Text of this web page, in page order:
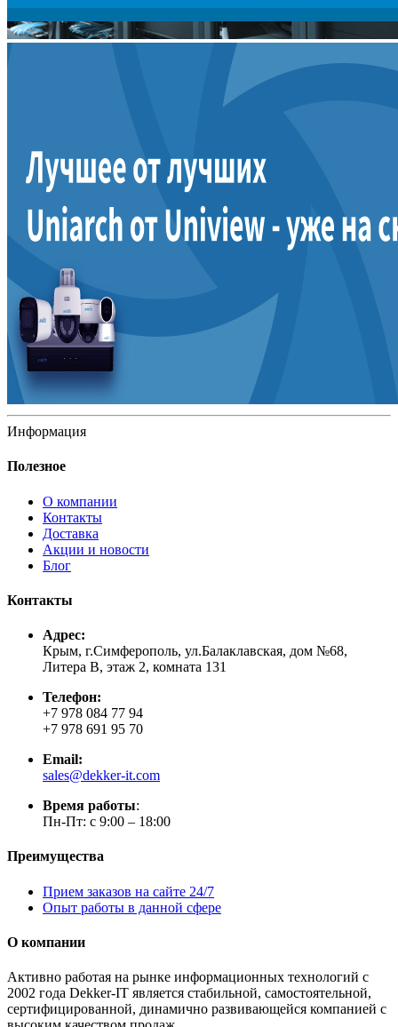
Информация
Полезное
О компании
Контакты
Доставка
Акции и новости
Блог
Контакты
Адрес:
Крым, г.Симферополь, ул.Балаклавская, дом №68,
Литера В, этаж 2, комната 131
Телефон:
+7 978 084 77 94
+7 978 691 95 70
Email:
sales@dekker-it.com
Время работы:
Пн-Пт: с 9:00 – 18:00
Преимущества
Прием заказов на сайте 24/7
Опыт работы в данной сфере
О компании
Активно работая на рынке информационных технологий с
2002 года Dekker-IT является стабильной, самостоятельной,
сертифицированной, динамично развивающейся компанией с